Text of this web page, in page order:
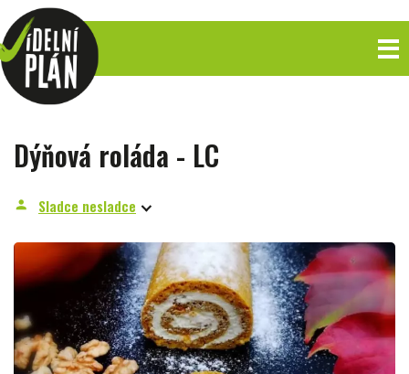
Dýňová roláda - LC
person Sladce nesladce